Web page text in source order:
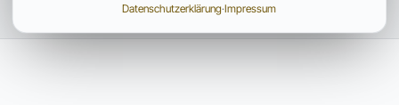
Datenschutzerklärung·Impressum